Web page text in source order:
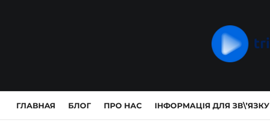
ГЛАВНАЯ БЛОГ ПРО НАС ІНФОРМАЦІЯ ДЛЯ ЗВ\’ЯЗКУ